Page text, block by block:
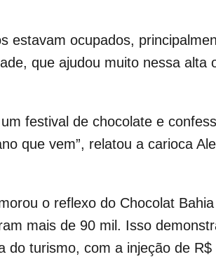
estavam ocupados,
que ajudou muito nessa alta
festival de chocolate e
que vem”, relatou a carioca
o reflexo do Chocolat
mais de 90 mil. Isso
turismo, com a injeção de R$